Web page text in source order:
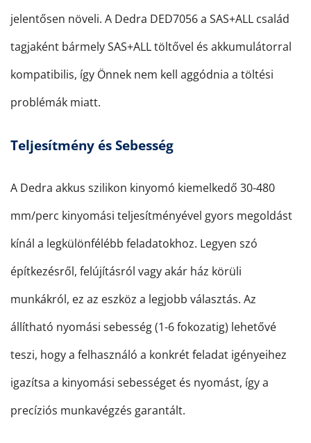
jelentősen növeli. A Dedra DED7056 a SAS+ALL család
tagjaként bármely SAS+ALL töltővel és akkumulátorral
kompatibilis, így Önnek nem kell aggódnia a töltési
problémák miatt.
Teljesítmény és Sebesség
A Dedra akkus szilikon kinyomó kiemelkedő 30-480
mm/perc kinyomási teljesítményével gyors megoldást
kínál a legkülönfélébb feladatokhoz. Legyen szó
építkezésről, felújításról vagy akár ház körüli
munkákról, ez az eszköz a legjobb választás. Az
állítható nyomási sebesség (1-6 fokozatig) lehetővé
teszi, hogy a felhasználó a konkrét feladat igényeihez
igazítsa a kinyomási sebességet és nyomást, így a
precíziós munkavégzés garantált.